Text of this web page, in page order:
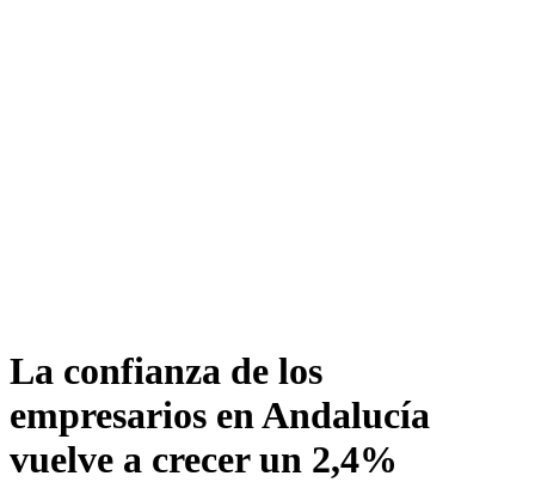
La confianza de los
empresarios en Andalucía
vuelve a crecer un 2,4%